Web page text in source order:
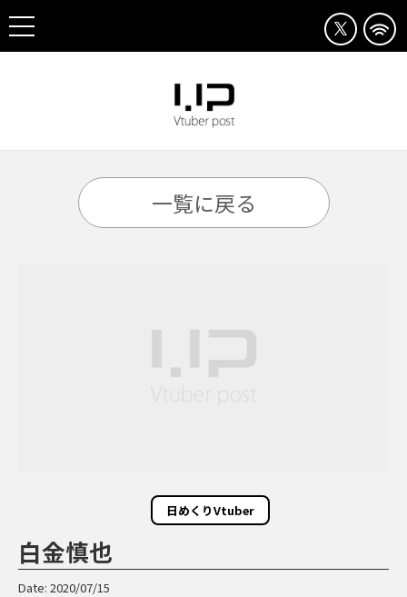
一覧に戻る
日めくりVtuber
白金慎也
Date: 2020/07/15